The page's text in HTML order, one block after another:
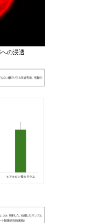
の浸透